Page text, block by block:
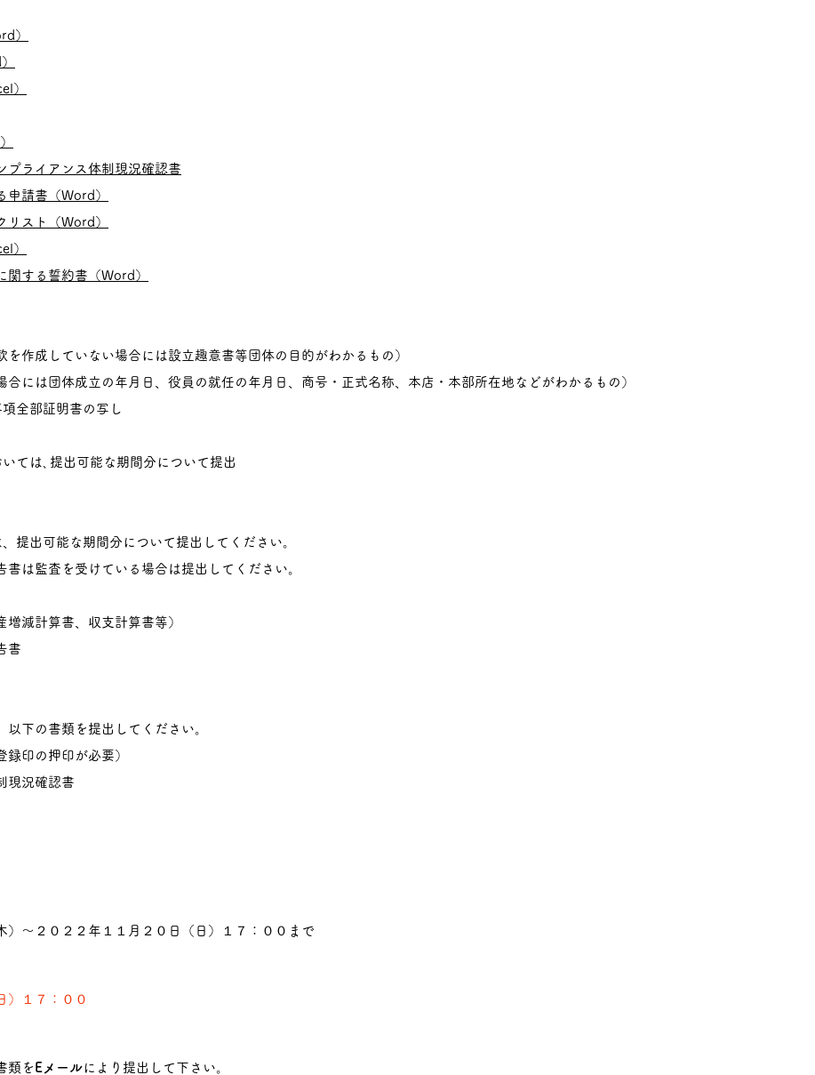
）
）
プライアンス体制現況確認書
申請書（Word）
リスト（Word）
）
関する誓約書（Word）
作成していない場合には設立趣意書等団体の目的がわかるもの）
には団体成立の年月日、役員の就任の年月日、商号・正式名称、本店・本部所在地などがわかるもの）
全部証明書の写し
は､提出可能な期間分について提出
提出可能な期間分について提出してください。
は監査を受けている場合は提出してください。
減計算書、収支計算書等）
書
以下の書類を提出してください。
印の押印が必要）
現況確認書
２０２２年１１月２０日（日）１７：００まで
）１７：００
を Eメールにより提出して下さい。